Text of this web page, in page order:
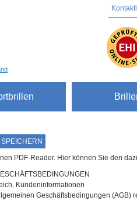
SPEICHERN
PDF-Reader. Hier können Sie den
Kundeninformationen
Geschäftsbedingungen (AGB)